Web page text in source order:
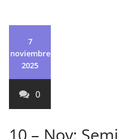
7
noviembre
2025
0